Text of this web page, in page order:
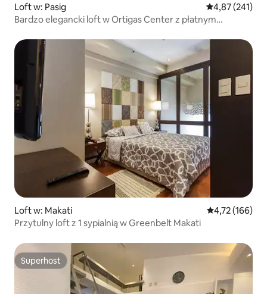
Loft w: Pasig Średnia
4,87 (241)
Bardzo elegancki loft w Ortigas Center z płatnym
Loft w: Makati Średnia
4,72 (166)
Przytulny loft z 1 sypialnią w Greenbelt Makati
Superhost
Superhost